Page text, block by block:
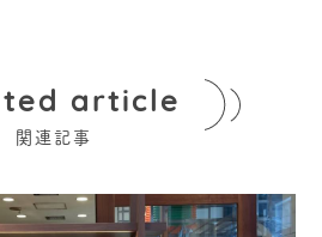
article
関連記事